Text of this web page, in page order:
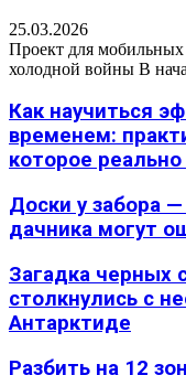
25.03.2026
Проект для
холодной войны В
Как научиться
временем:
которое
Доски у забора
дачника могут
Загадка черных
столкнулись с
Антарктиде
Разбить на 12